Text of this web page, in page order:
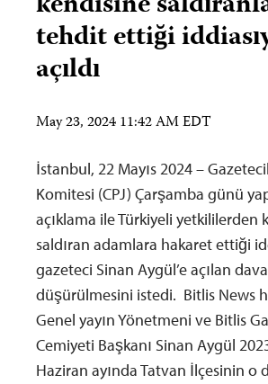
tehdit ettiği
açıldı
May 23, 2024 11:42 AM EDT
İstanbul, 22 Mayıs 2024 –
Komitesi (CPJ) Çarşamba günü
açıklama ile Türkiyeli yetkililerden
saldıran adamlara hakaret ettiği
gazeteci Sinan Aygül’e açılan
düşürülmesini istedi. Bitlis News
Genel yayın Yönetmeni ve Bitlis
Cemiyeti Başkanı Sinan Aygül 2023
Haziran ayında Tatvan İlçesinin o